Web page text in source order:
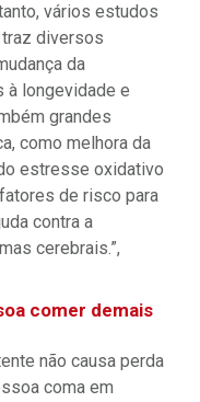
vários estudos
diversos
da
à longevidade e
grandes
como melhora da
estresse oxidativo
de risco para
contra a
cerebrais.”,
comer demais
não causa perda
coma em